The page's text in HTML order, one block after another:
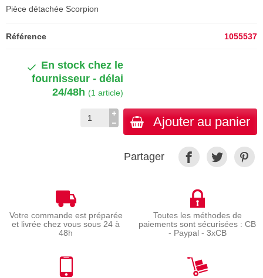
Pièce détachée Scorpion
Référence 1055537
En stock chez le
fournisseur - délai
24/48h (1 article)
Ajouter au panier
Partager
Votre commande est préparée
et livrée chez vous sous 24 à
48h
Toutes les méthodes de
paiements sont sécurisées : CB
- Paypal - 3xCB